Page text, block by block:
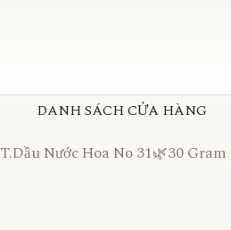
DANH SÁCH CỬA HÀNG
T.Dầu Nước Hoa No 31🌿30